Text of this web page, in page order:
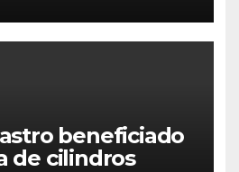
beneficiado
de cilindros